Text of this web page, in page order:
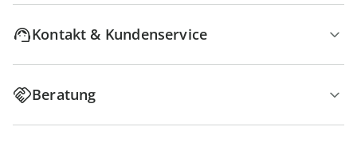
Kontakt & Kundenservice
Beratung